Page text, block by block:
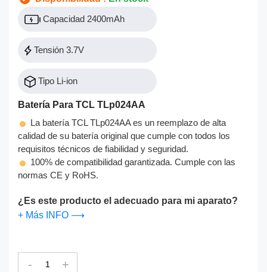
Capacidad 2400mAh
Tensión 3.7V
Tipo Li-ion
Batería Para TCL TLp024AA
La batería TCL TLp024AA es un reemplazo de alta
calidad de su batería original que cumple con todos los
requisitos técnicos de fiabilidad y seguridad.
100% de compatibilidad garantizada. Cumple con las
normas CE y RoHS.
¿Es este producto el adecuado para mi aparato?
+ Más INFO ⟶
- +